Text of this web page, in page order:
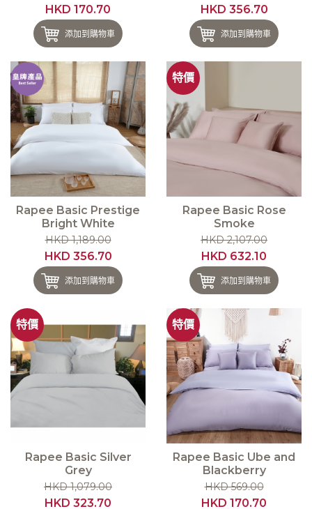
HKD 170.70
添加到購物車
HKD 356.70
添加到購物車
Rapee Basic Prestige
Bright White
HKD 1,189.00
HKD 356.70
添加到購物車
特價
Rapee Basic Rose
Smoke
HKD 2,107.00
HKD 632.10
添加到購物車
特價
Rapee Basic Silver
Grey
HKD 1,079.00
HKD 323.70
特價
Rapee Basic Ube and
Blackberry
HKD 569.00
HKD 170.70